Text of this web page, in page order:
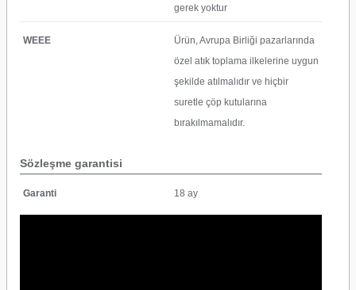
gerek yoktur
WEEE
Ürün, Avrupa Birliği pazarlarında
özel atık toplama ilkelerine uygun
şekilde atılmalıdır ve hiçbir
suretle çöp kutularına
bırakılmamalıdır.
Sözleşme garantisi
Garanti 18 ay